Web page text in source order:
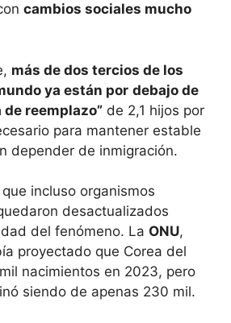
cambios sociales mucho
más de dos tercios de los
ya están por debajo de
de reemplazo” de 2,1 hijos por
para mantener estable
depender de inmigración.
incluso organismos
desactualizados
del fenómeno. La ONU,
proyectado que Corea del
nacimientos en 2023, pero
siendo de apenas 230 mil.